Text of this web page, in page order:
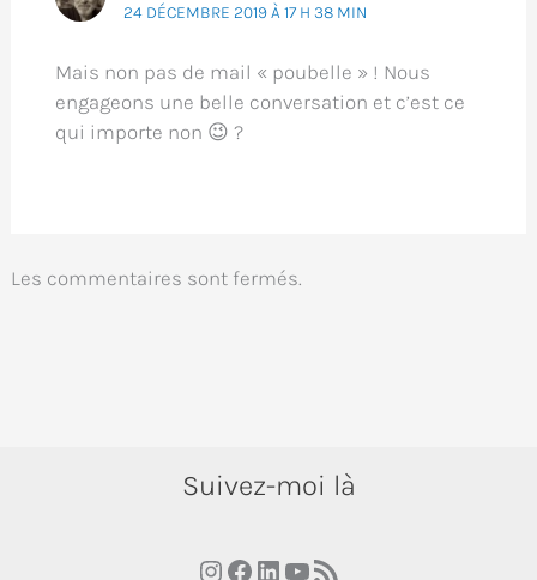
24 DÉCEMBRE 2019 À 17 H 38 MIN
Mais non pas de mail « poubelle » ! Nous
engageons une belle conversation et c’est ce
qui importe non 😉 ?
Les commentaires sont fermés.
Suivez-moi là
Instagram
Facebook
LinkedIn
YouTube
RSS Feed